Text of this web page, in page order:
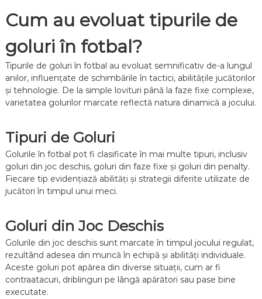
Cum au evoluat tipurile de
goluri în fotbal?
Tipurile de goluri în fotbal au evoluat semnificativ de-a lungul
anilor, influențate de schimbările în tactici, abilitățile jucătorilor
și tehnologie. De la simple lovituri până la faze fixe complexe,
varietatea golurilor marcate reflectă natura dinamică a jocului.
Tipuri de Goluri
Golurile în fotbal pot fi clasificate în mai multe tipuri, inclusiv
goluri din joc deschis, goluri din faze fixe și goluri din penalty.
Fiecare tip evidențiază abilități și strategii diferite utilizate de
jucători în timpul unui meci.
Goluri din Joc Deschis
Golurile din joc deschis sunt marcate în timpul jocului regulat,
rezultând adesea din muncă în echipă și abilități individuale.
Aceste goluri pot apărea din diverse situații, cum ar fi
contraatacuri, driblinguri pe lângă apărători sau pase bine
executate.